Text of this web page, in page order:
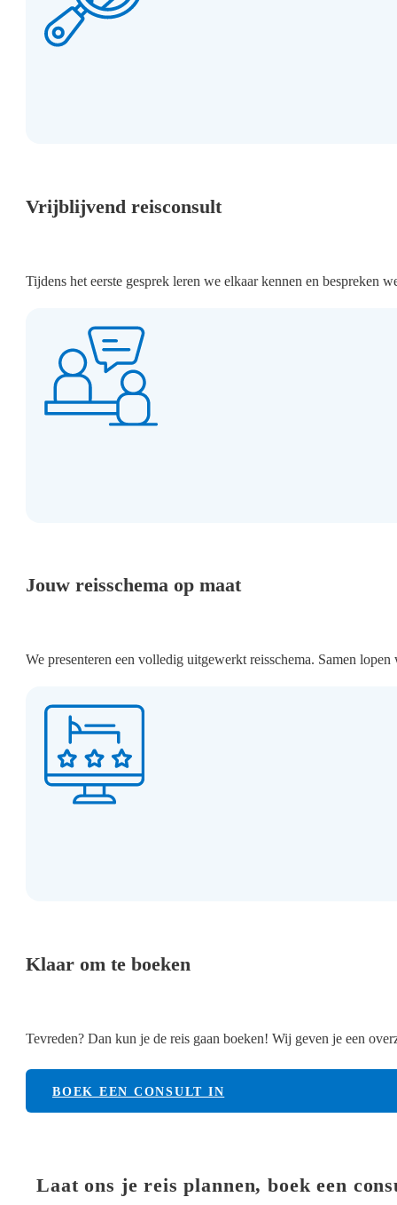
Vrijblijvend reisconsult
Tijdens het eerste gesprek leren we elkaar kennen en bespreken
Jouw reisschema op maat
We presenteren een volledig uitgewerkt reisschema. Samen
Klaar om te boeken
Tevreden? Dan kun je de reis gaan boeken! Wij geven je een
BOEK EEN CONSULT IN
Laat ons je reis plannen, boek een